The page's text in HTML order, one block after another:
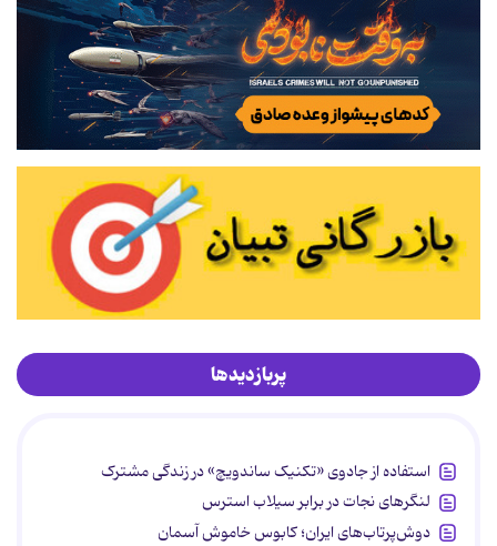
پربازدیدها
استفاده از جادوی «تکنیک ساندویچ» در زندگی مشترک
لنگرهای نجات در برابر سیلاب استرس
دوش‌پرتاب‌های ایران؛ کابوس خاموش آسمان